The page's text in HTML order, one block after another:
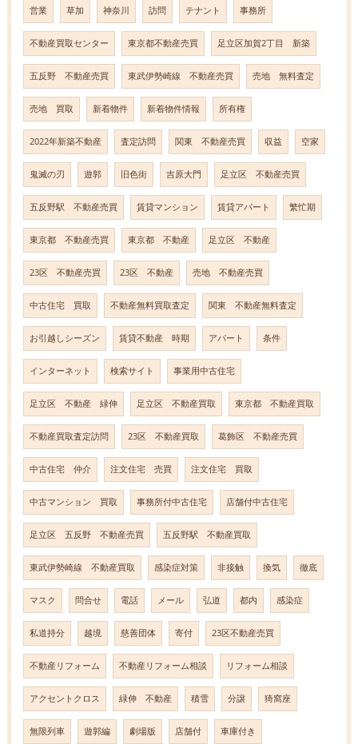
営業 草加 神奈川 訪問 テナント 事務所
不動産買取センター 東京都不動産売買 足立区加賀2丁目 新築
五反野 不動産売買 東武伊勢崎線 不動産売買 売地 無料査定
売地 買取 新着物件 新着物件情報 所有権
2022年新築不動産 査定訪問 関東 不動産売買 収益 空家
鬼滅の刃 遊郭 旧色街 吉原大門 足立区 不動産売買
五反野駅 不動産売買 賃貸マンション 賃貸アパート 繁忙期
東京都 不動産売買 東京都 不動産 足立区 不動産
23区 不動産売買 23区 不動産 売地 不動産売買
中古住宅 買取 不動産無料買取査定 関東 不動産無料査定
お引越しシーズン 賃貸不動産 時期 アパート 条件
インターネット 検索サイト 事業用中古住宅
足立区 不動産 緑伸 足立区 不動産買取 東京都 不動産買取
不動産買取査定訪問 23区 不動産買取 葛飾区 不動産売買
中古住宅 仲介 注文住宅 売買 注文住宅 買取
中古マンション 買取 事務所付中古住宅 店舗付中古住宅
足立区 五反野 不動産売買 五反野駅 不動産買取
東武伊勢崎線 不動産買取 感染症対策 非接触 換気 徹底
マスク 問合せ 電話 メール 弘道 都内 感染症
私道持分 越境 慈善団体 寄付 23区不動産売買
不動産リフォーム 不動産リフォーム相談 リフォーム相談
アクセントクロス 緑伸 不動産 積雪 分譲 猗窩座
無限列車 遊郭編 劇場版 店舗付 車庫付き